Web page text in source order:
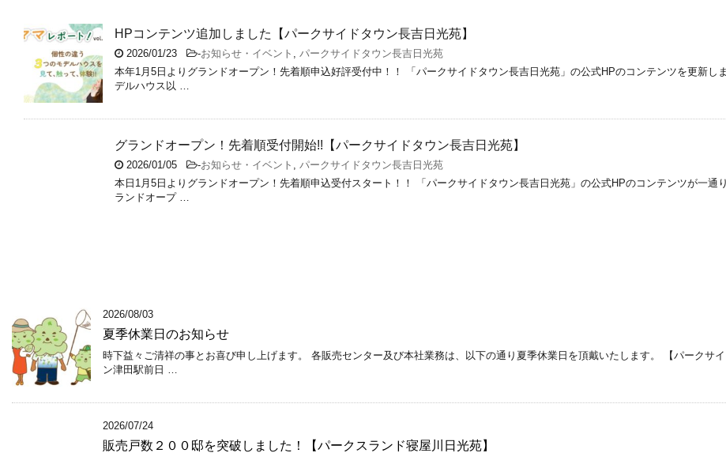
HPコンテンツ追加しました【パークサイドタウン長吉日光苑】
2026/01/23 -お知らせ・イベント , パークサイドタウン長吉日光苑
本年1月5日よりグランドオープン！先着順申込好評受付中！！ 「パークサイドタウン長吉日光苑」の公式HPのコンテンツを更新
デルハウス以 …
グランドオープン！先着順受付開始!!【パークサイドタウン長吉日光苑】
2026/01/05 -お知らせ・イベント , パークサイドタウン長吉日光苑
本日1月5日よりグランドオープン！先着順申込受付スタート！！ 「パークサイドタウン長吉日光苑」の公式HPのコンテンツが一
ランドオープ …
2026/08/03
夏季休業日のお知らせ
時下益々ご清祥の事とお喜び申し上げます。 各販売センター及び本社業務は、以下の通り夏季休業日を頂戴いたします。 【パークサ
ン津田駅前日 …
2026/07/24
販売戸数２００邸を突破しました！【パークスランド寝屋川日光苑】